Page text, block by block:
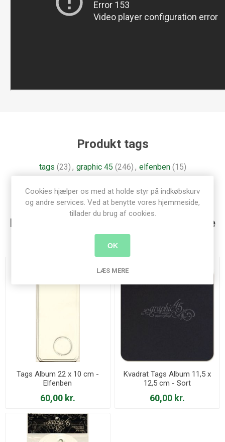
Produkt tags
tags (23) , graphic 45 (246) , elfenben (15)
Kunder der har købt denne vare købte
også
Tags Album 22 x 10 cm -
Elfenben
60,00 kr.
Kvadrat Tags Album 11,5 x
12,5 cm - Sort
60,00 kr.
Cookies hjælper os med at holde styr på indkøbskurv
og andre services. Ved at benytte vores hjemmeside,
tillader du brug af cookies.
OK
LÆS MERE